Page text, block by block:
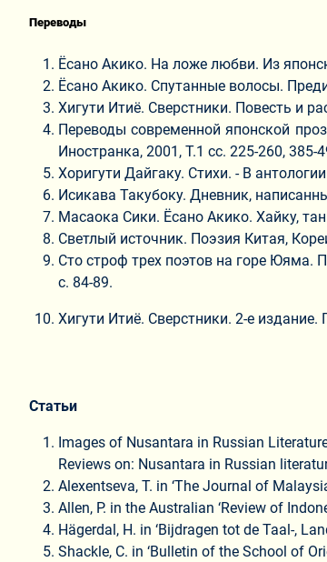
Переводы
Ёсано Акико. На ложе любви. Из
Ёсано Акико. Спутанные волосы.
Хигути Итиё. Сверстники. Повесть и
Переводы современной японской
Иностранка, 2001, Т.1 сс. 225-260,
Хоригути Дайгаку. Стихи. - В
Исикава Такубоку. Дневник,
Масаока Сики. Ёсано Акико. Хайку,
Светлый источник. Поэзия Китая,
Сто строф трех поэтов на горе Юяма.
с. 84-89.
Хигути Итиё. Сверстники. 2-е
Статьи
Images of Nusantara in Russian
Reviews on: Nusantara in Russian
Alexentseva, T. in ‘The Journal of
Allen, P. in the Australian ‘Review of
Hägerdal, H. in ‘Bijdragen tot de Taal-,
Shackle, C. in ‘Bulletin of the School of